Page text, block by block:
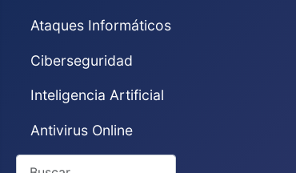
Ataques Informáticos
Ciberseguridad
Inteligencia Artificial
Antivirus Online
Buscar